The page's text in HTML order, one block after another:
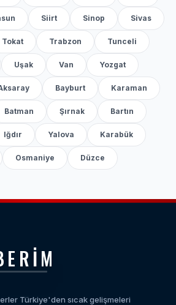
Siirt Sinop Sivas
Tokat Trabzon Tunceli
Uşak Van Yozgat
Bayburt Karaman
Batman Şırnak Bartın
Iğdır Yalova Karabük
Osmaniye Düzce
Türkiye'den sıcak gelişmeleri